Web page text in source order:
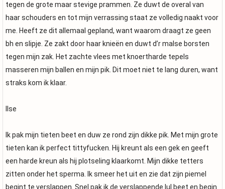
tegen de grote maar stevige prammen. Ze duwt de overal van
haar schouders en tot mijn verrassing staat ze volledig naakt voor
me. Heeft ze dit allemaal gepland, want waarom draagt ze geen
bh en slipje. Ze zakt door haar knieën en duwt d’r malse borsten
tegen mijn zak. Het zachte vlees met knoertharde tepels
masseren mijn ballen en mijn pik. Dit moet niet te lang duren, want
straks kom ik klaar.
Ilse
Ik pak mijn tieten beet en duw ze rond zijn dikke pik. Met mijn grote
tieten kan ik perfect tittyfucken. Hij kreunt als een gek en geeft
een harde kreun als hij plotseling klaarkomt. Mijn dikke tetters
zitten onder het sperma. Ik smeer het uit en zie dat zijn piemel
begint te verslappen. Snel pak ik de verslappende lul beet en begin